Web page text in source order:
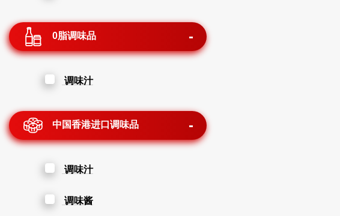
0脂调味品
调味汁
中国香港进口调味品
调味汁
调味酱